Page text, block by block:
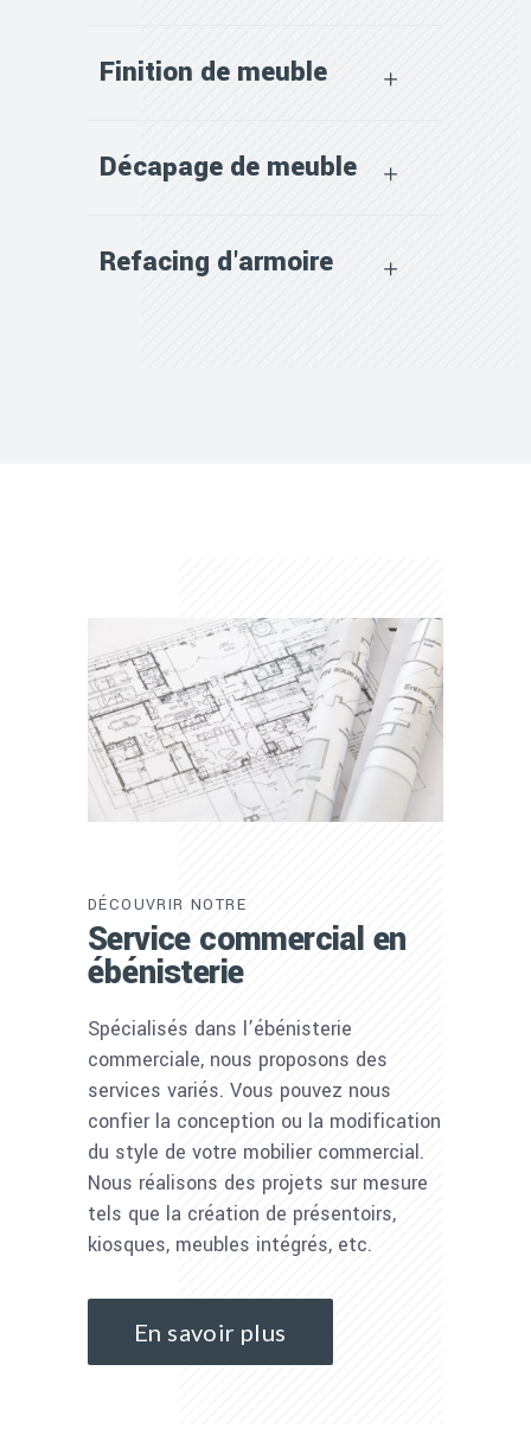
Finition de meuble
Décapage de meuble
Refacing d'armoire
DÉCOUVRIR NOTRE
Service commercial en
ébénisterie
Spécialisés dans l’ébénisterie
commerciale, nous proposons des
services variés. Vous pouvez nous
confier la conception ou la modification
du style de votre mobilier commercial.
Nous réalisons des projets sur mesure
tels que la création de présentoirs,
kiosques, meubles intégrés, etc.
En savoir plus